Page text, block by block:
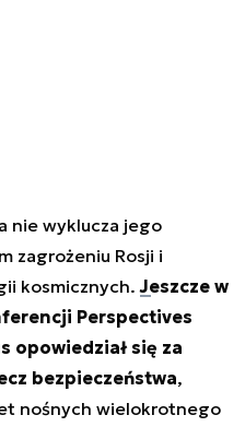
nie wyklucza jego
zagrożeniu Rosji i
kosmicznych.Jeszcze w
Perspectives
opowiedział się za
bezpieczeństwa,
nośnych wielokrotnego